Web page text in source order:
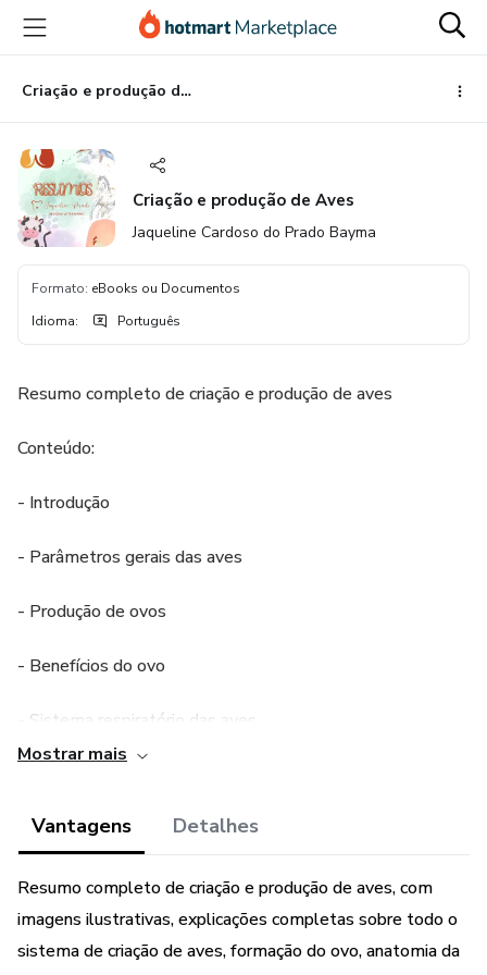
para
conteúdo
principal
para
pagamento
para
rodapé
Criação e produção de Aves
Criação e produção de Aves
Jaqueline Cardoso do Prado Bayma
Formato: eBooks ou Documentos
Idioma: Português
Resumo completo de criação e produção de aves
Conteúdo:
- Introdução
- Parâmetros gerais das aves
- Produção de ovos
- Benefícios do ovo
- Sistema respiratório das aves
- Aspectos anatômicos e funcionais do sistema reprodutor
das aves
- Principais raças
- Aves de Postura
Mostrar mais
Vantagens Detalhes
Resumo completo de criação e produção de aves, com
imagens ilustrativas, explicações completas sobre todo o
sistema de criação de aves, formação do ovo, anatomia da